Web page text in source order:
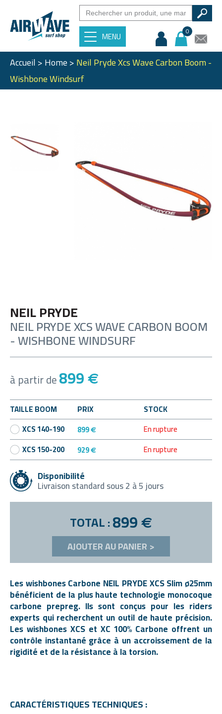
MENU 0
Accueil>Home>Neil Pryde Xcs Wave Carbon Boom -
Wishbone Windsurf
NEIL PRYDE
NEIL PRYDE XCS WAVE CARBON BOOM
- WISHBONE WINDSURF
à partir de899 €
TAILLE BOOM PRIX
STOCK
XCS 140-190
899 €
En rupture
XCS 150-200
929 € En rupture
Disponibilité
Livraison standard sous 2 à 5 jours
TOTAL :899 €
AJOUTER AU PANIER >
Les wishbones Carbone NEIL PRYDE XCS Slim ø25mm
bénéficient de la plus haute technologie monocoque
carbone prepreg. Ils sont conçus pour les riders
experts qui recherchent un outil de haute précision.
Les wishbones XCS et XC 100% Carbone offrent un
contrôle instantané grâce à un accroissement de la
rigidité et de la résistance à la torsion.
CARACTÉRISTIQUES TECHNIQUES :